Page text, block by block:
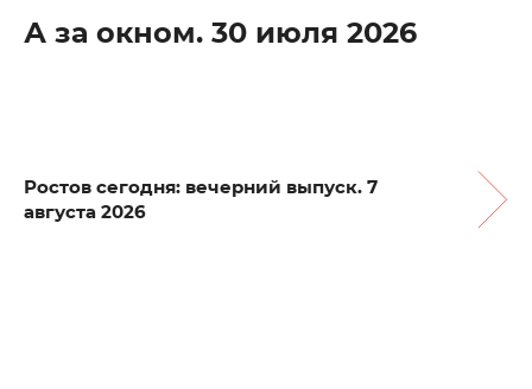
А за окном. 30 июля 2026
Ростов сегодня: вечерний выпуск. 7
августа 2026